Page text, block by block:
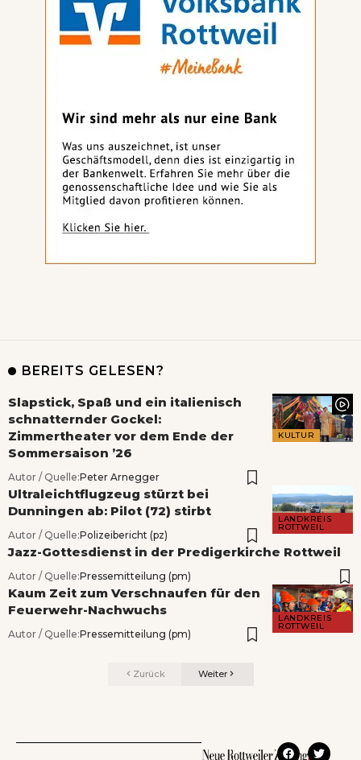
BEREITS GELESEN?
KULTUR
Slapstick, Spaß und ein italienisch
schnatternder Gockel:
Zimmertheater vor dem Ende der
Sommersaison ’26
Autor / Quelle:Peter Arnegger
LANDKREIS
ROTTWEIL
Ultraleichtflugzeug stürzt bei
Dunningen ab: Pilot (72) stirbt
Autor / Quelle:Polizeibericht (pz)
Jazz-Gottesdienst in der Predigerkirche Rottweil
Autor / Quelle:Pressemitteilung (pm)
LANDKREIS
ROTTWEIL
Kaum Zeit zum Verschnaufen für den
Feuerwehr-Nachwuchs
Autor / Quelle:Pressemitteilung (pm)
Zurück Weiter